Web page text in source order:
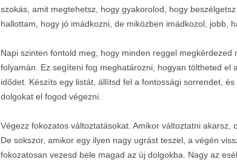
szokás, amit megtehetsz, hogy gyakorolod, hogy
hallottam, hogy jó imádkozni, de miközben imádkozol, jobb,
Napi szinten fontold meg, hogy minden reggel
folyamán. Ez segíteni fog meghatározni, hogyan töltheted
idődet. Készíts egy listát, állítsd fel a fontossági sorrendet,
dolgokat el fogod végezni.
Végezz fokozatos változtatásokat. Amikor változtatni akarsz,
De sokszor, amikor egy ilyen nagy ugrást teszel, a végén
fokozatosan vezesd bele magad az új dolgokba. Nagy az